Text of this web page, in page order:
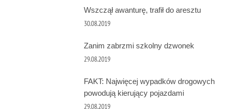
Wszczął awanturę, trafił do aresztu
30.08.2019
Zanim zabrzmi szkolny dzwonek
29.08.2019
FAKT: Najwięcej wypadków drogowych
powodują kierujący pojazdami
29.08.2019